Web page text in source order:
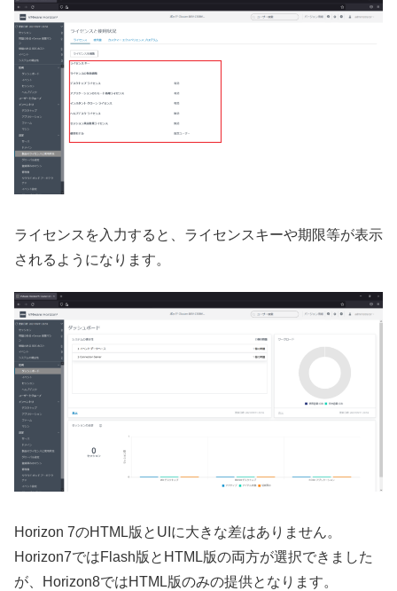
ライセンスを入力すると、ライセンスキーや期限等が表示
されるようになります。
Horizon 7のHTML版とUIに大きな差はありません。
Horizon7ではFlash版とHTML版の両方が選択できました
が、Horizon8ではHTML版のみの提供となります。